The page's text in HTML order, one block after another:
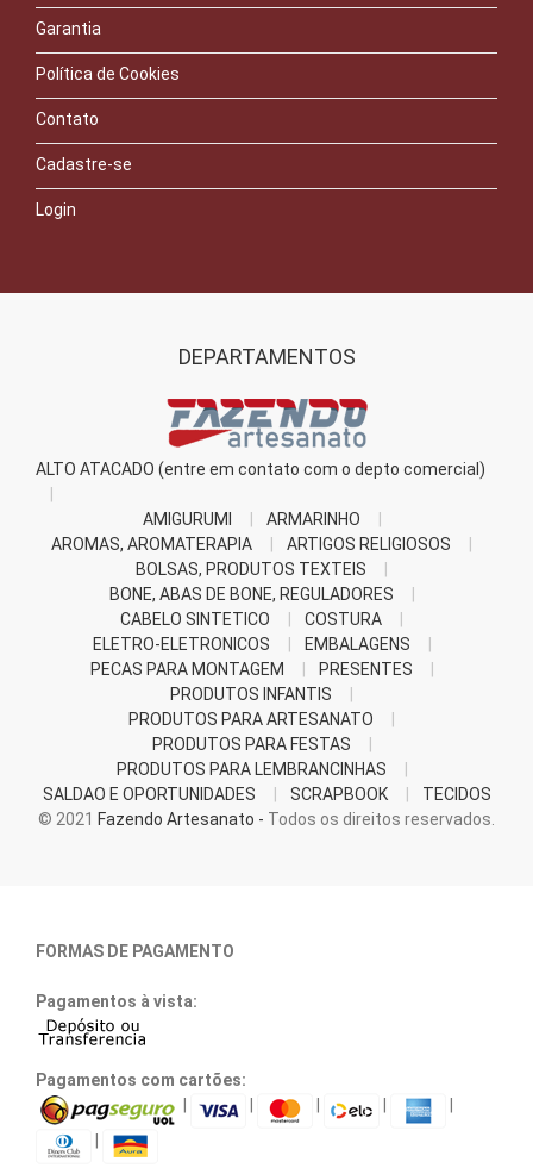
Garantia
Política de Cookies
Contato
Cadastre-se
Login
DEPARTAMENTOS
ALTO ATACADO (entre em contato com o depto comercial)
AMIGURUMI
ARMARINHO
AROMAS, AROMATERAPIA
ARTIGOS RELIGIOSOS
BOLSAS, PRODUTOS TEXTEIS
BONE, ABAS DE BONE, REGULADORES
CABELO SINTETICO
COSTURA
ELETRO-ELETRONICOS
EMBALAGENS
PECAS PARA MONTAGEM
PRESENTES
PRODUTOS INFANTIS
PRODUTOS PARA ARTESANATO
PRODUTOS PARA FESTAS
PRODUTOS PARA LEMBRANCINHAS
SALDAO E OPORTUNIDADES
SCRAPBOOK
TECIDOS
© 2021 Fazendo Artesanato - Todos os direitos reservados.
FORMAS DE PAGAMENTO
Pagamentos à vista:
Pagamentos com cartões: